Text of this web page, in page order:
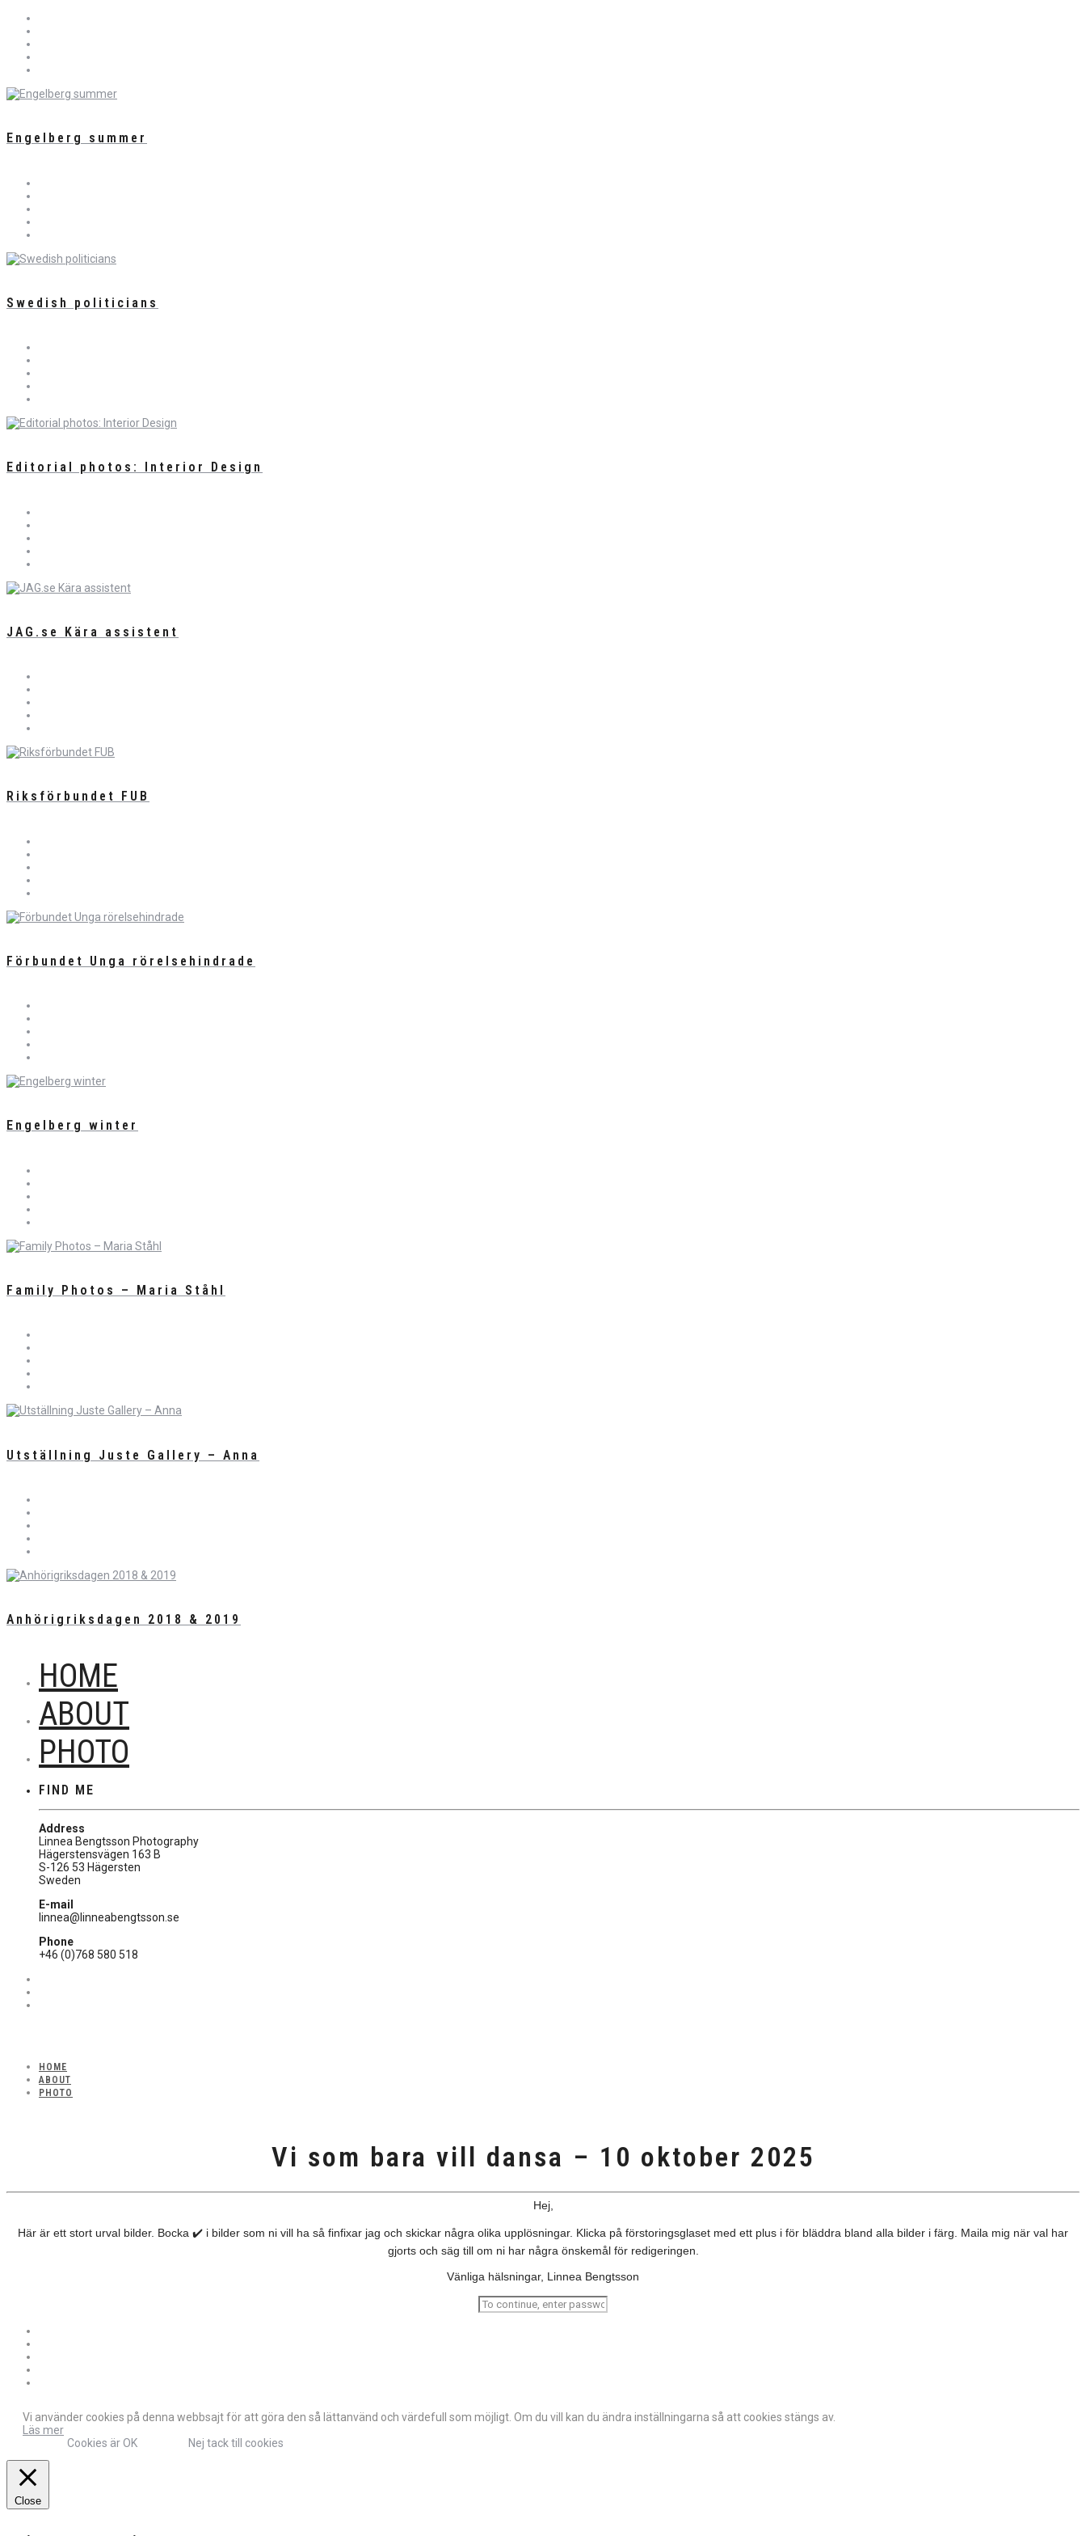
Engelberg summer
Swedish politicians
Editorial photos: Interior Design
JAG.se Kära assistent
Riksförbundet FUB
Förbundet Unga rörelsehindrade
Engelberg winter
Family Photos – Maria Ståhl
Utställning Juste Gallery – Anna
Anhörigriksdagen 2018 & 2019
HOME
ABOUT
PHOTO
FIND ME
Address
Linnea Bengtsson Photography
Hägerstensvägen 163 B
S-126 53 Hägersten
Sweden
E-mail
linnea@linneabengtsson.se
Phone
+46 (0)768 580 518
HOME
ABOUT
PHOTO
Vi som bara vill dansa – 10 oktober 2025
Hej,
Här är ett stort urval bilder. Bocka ✔️ i bilder som ni vill ha så finfixar jag och skickar några olika upplösningar. Klicka på förstoringsglaset med ett plus i för bläddra bland alla bilder i färg. Maila mig när val har
gjorts och säg till om ni har några önskemål för redigeringen.
Vänliga hälsningar, Linnea Bengtsson
Vi använder cookies på denna webbsajt för att göra den så lättanvänd och värdefull som möjligt. Om du vill kan du ändra inställningarna så att cookies stängs av.
Läs mer
Cookies är OK
Nej tack till cookies
Close